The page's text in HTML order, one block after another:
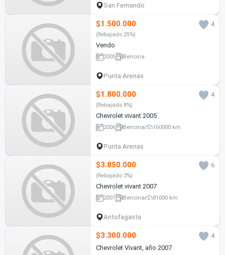
San Fernando
$1.500.000 4
(Rebajado 25%)
Vendo
2005 Bencina
Punta Arenas
$1.800.000 4
(Rebajado 8%)
Chevrolet vivant 2005
2006 Bencina 160000 km
Punta Arenas
$3.850.000 6
(Rebajado 3%)
Chevrolet vivant 2007
2007 Bencina 81000 km
Antofagasta
$3.300.000
4
Chevrolet Vivant, año 2007